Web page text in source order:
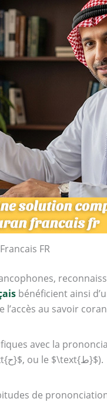
FR
bénéficient ainsi
au savoir
avec la
pas d’équivalent dans leur langue (comme le $\text{ع}$, le $\text{ح}$, ou le $\text{ط}$).
de